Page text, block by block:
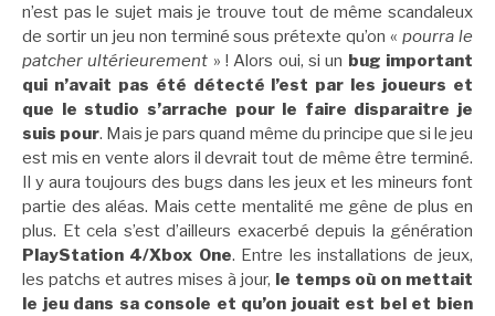
n’est pas le sujet mais je trouve tout de même scandaleux
de sortir un jeu non terminé sous prétexte qu’on «pourra le
patcher ultérieurement » ! Alors oui, si un bug important
qui n’avait pas été détecté l’est par les joueurs et
que le studio s’arrache pour le faire disparaitre je
suis pour. Mais je pars quand même du principe que si le jeu
est mis en vente alors il devrait tout de même être terminé.
Il y aura toujours des bugs dans les jeux et les mineurs font
partie des aléas. Mais cette mentalité me gêne de plus en
plus. Et cela s’est d’ailleurs exacerbé depuis la génération
PlayStation 4/Xbox One. Entre les installations de jeux,
les patchs et autres mises à jour, le temps où on mettait
le jeu dans sa console et qu’on jouait est bel et bien